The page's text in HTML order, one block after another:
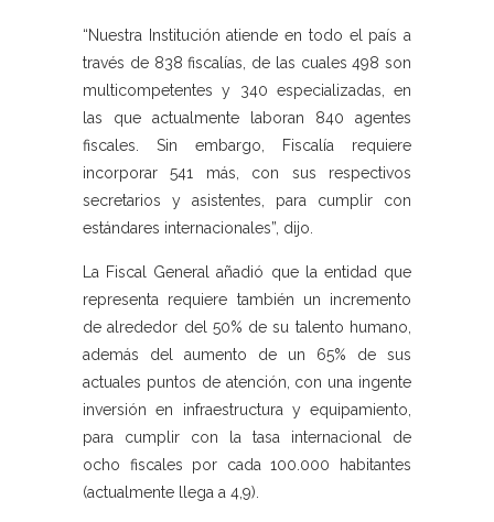
“Nuestra Institución atiende en todo el país a
través de 838 fiscalías, de las cuales 498 son
multicompetentes y 340 especializadas, en
las que actualmente laboran 840 agentes
fiscales. Sin embargo, Fiscalía requiere
incorporar 541 más, con sus respectivos
secretarios y asistentes, para cumplir con
estándares internacionales”, dijo.
La Fiscal General añadió que la entidad que
representa requiere también un incremento
de alrededor del 50% de su talento humano,
además del aumento de un 65% de sus
actuales puntos de atención, con una ingente
inversión en infraestructura y equipamiento,
para cumplir con la tasa internacional de
ocho fiscales por cada 100.000 habitantes
(actualmente llega a 4,9).